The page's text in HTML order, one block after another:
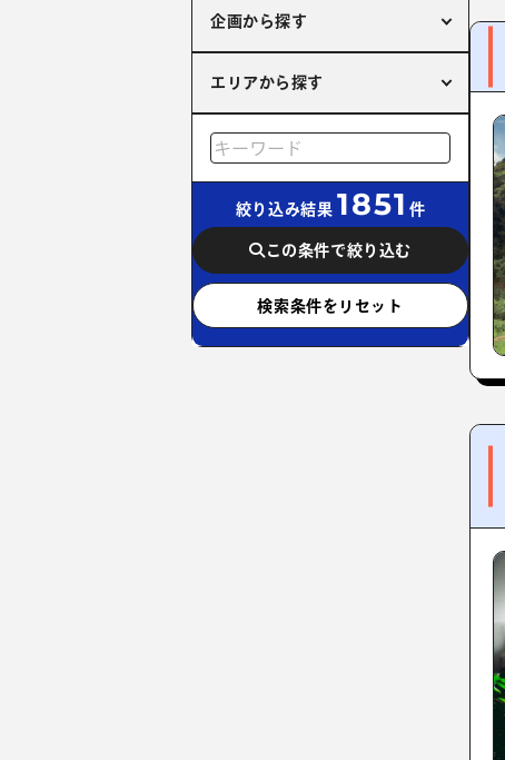
企画から探す
エリアから探す
絞り込み結果 1851 件
この条件で絞り込む
検索条件をリセット